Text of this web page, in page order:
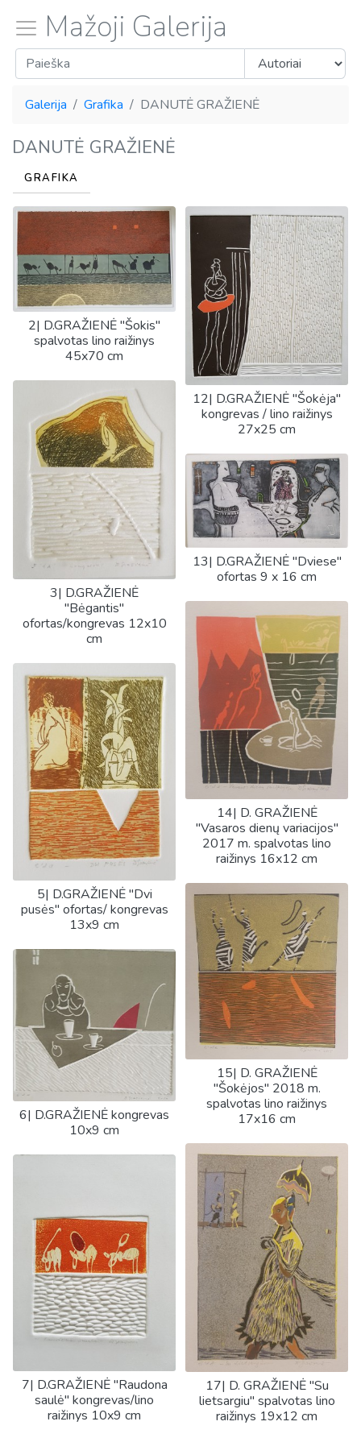
Mažoji Galerija
Galerija Grafika DANUTĖ GRAŽIENĖ
DANUTĖ GRAŽIENĖ
GRAFIKA
2| D.GRAŽIENĖ "Šokis"
spalvotas lino raižinys
45x70 cm
3| D.GRAŽIENĖ
"Bėgantis"
ofortas/kongrevas 12x10
cm
5| D.GRAŽIENĖ "Dvi
pusės" ofortas/ kongrevas
13x9 cm
6| D.GRAŽIENĖ kongrevas
10x9 cm
7| D.GRAŽIENĖ "Raudona
saulė" kongrevas/lino
raižinys 10x9 cm
12| D.GRAŽIENĖ "Šokėja"
kongrevas / lino raižinys
27x25 cm
13| D.GRAŽIENĖ "Dviese"
ofortas 9 x 16 cm
14| D. GRAŽIENĖ
"Vasaros dienų variacijos"
2017 m. spalvotas lino
raižinys 16x12 cm
15| D. GRAŽIENĖ
"Šokėjos" 2018 m.
spalvotas lino raižinys
17x16 cm
17| D. GRAŽIENĖ "Su
lietsargiu" spalvotas lino
raižinys 19x12 cm